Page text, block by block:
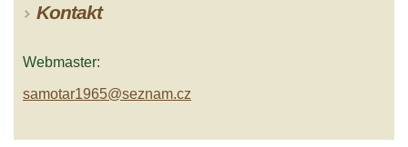
Kontakt
Webmaster:
samotar1965@seznam.cz